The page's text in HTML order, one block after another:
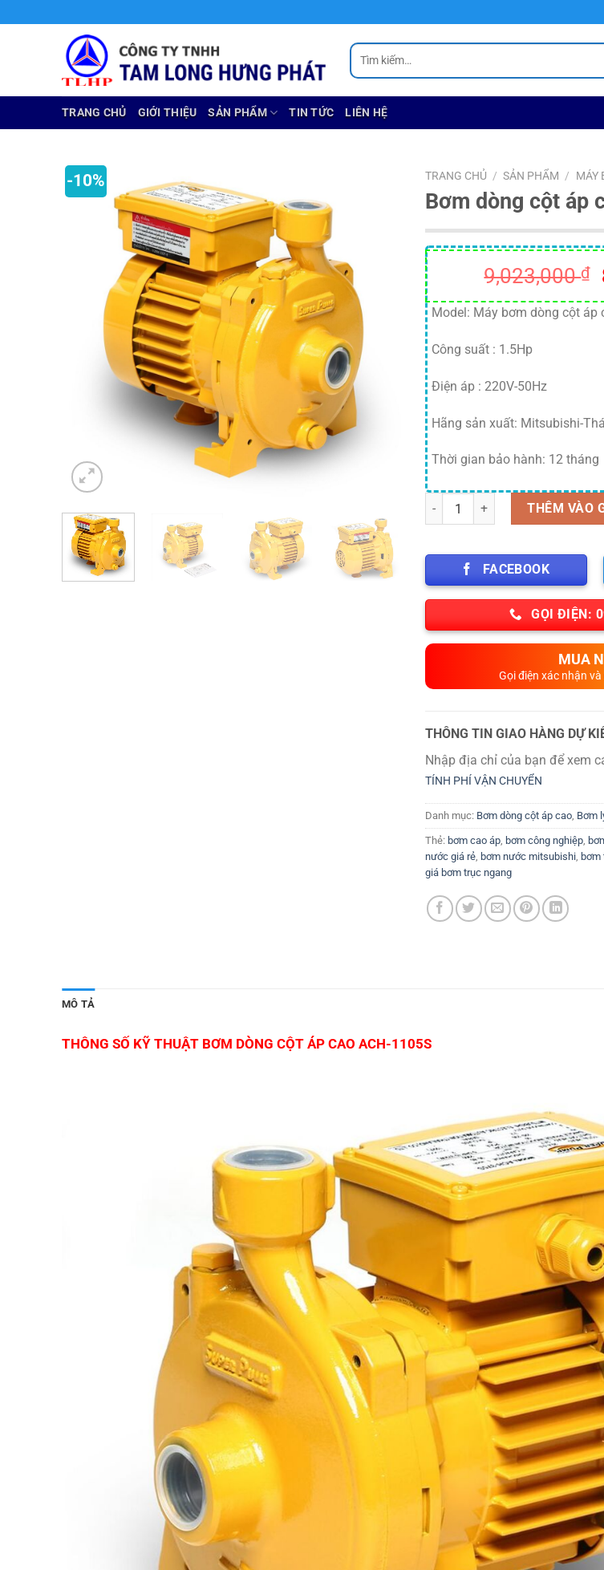
đến
Địa
Tìm
kiếm:
TRANG CHỦ GIỚI THIỆU SẢN PHẨM TIN TỨC LIÊN HỆ
-10% TRANG CHỦ / SẢN PHẨM / MÁY
Bơm dòng cột áp
9,023,000₫
Model: Máy bơm dòng cột áp
Công suất : 1.5Hp
Điện áp : 220V-50Hz
Hãng sản xuất: Mitsubishi-
Thời gian bảo hành: 12 tháng
Số lượng THÊM VÀO
FACEBOOK
GỌI ĐIỆN:
MUA
Gọi điện xác nhận
THÔNG TIN GIAO HÀNG DỰ
Nhập địa chỉ của bạn để xem
TÍNH PHÍ VẬN CHUYỂN
Danh mục: Bơm dòng cột áp cao Bơm
Thẻ: bơm cao áp bơm công nghiệp
nước giá rẻ bơm nước mitsubishi bơm
giá bơm trục ngang
MÔ TẢ
THÔNG SỐ KỸ THUẬT BƠM DÒNG CỘT ÁP CAO ACH-1105S